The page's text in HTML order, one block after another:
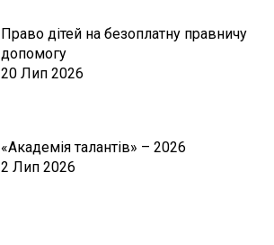
Право дітей на безоплатну правничу
допомогу
20 Лип 2026
«Академія талантів» – 2026
2 Лип 2026